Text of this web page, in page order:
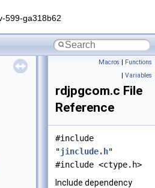
599-ga318b62
Macros | Functions
| Variables
rdjpgcom.c File
Reference
#include
"jinclude.h"
#include <ctype.h>
Include dependency